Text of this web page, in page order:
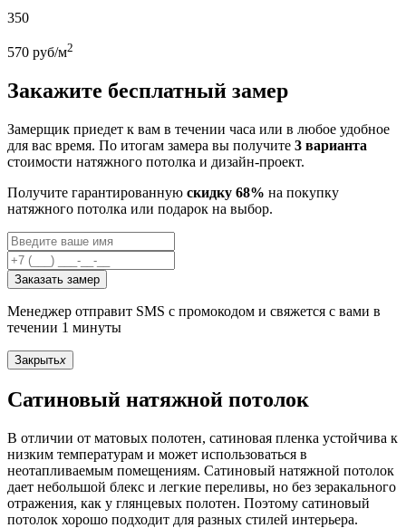
350
570 руб/м2
Закажите бесплатный замер
Замерщик приедет к вам в течении часа или в любое удобное
для вас время. По итогам замера вы получите 3 варианта
стоимости натяжного потолка и дизайн-проект.
Получите гарантированную скидку 68% на покупку
натяжного потолка или подарок на выбор.
Заказать замер
Менеджер отправит SMS с промокодом и свяжется с вами в
течении 1 минуты
Закрытьx
Сатиновый натяжной потолок
В отличии от матовых полотен, сатиновая пленка устойчива к
низким температурам и может использоваться в
неотапливаемым помещениям. Сатиновый натяжной потолок
дает небольшой блекс и легкие переливы, но без зеракального
отражения, как у глянцевых полотен. Поэтому сатиновый
потолок хорошо подходит для разных стилей интерьера.